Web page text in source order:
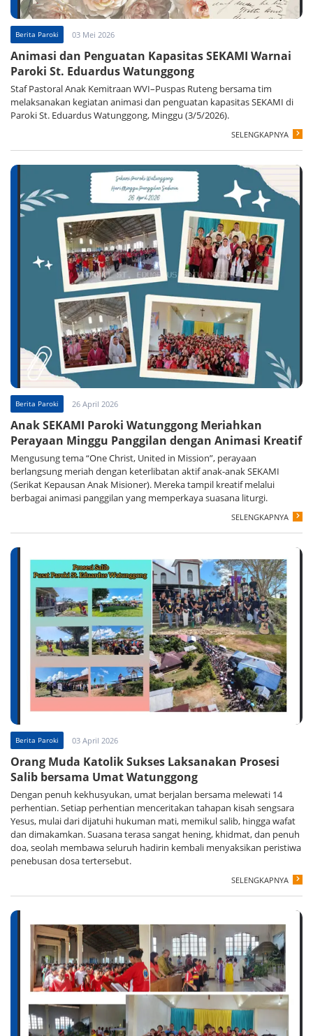
Berita Paroki 03 Mei 2026
Animasi dan Penguatan Kapasitas SEKAMI Warnai
Paroki St. Eduardus Watunggong
Staf Pastoral Anak Kemitraan WVI–Puspas Ruteng bersama tim
melaksanakan kegiatan animasi dan penguatan kapasitas SEKAMI di
Paroki St. Eduardus Watunggong, Minggu (3/5/2026).
SELENGKAPNYA
Berita Paroki 26 April 2026
Anak SEKAMI Paroki Watunggong Meriahkan
Perayaan Minggu Panggilan dengan Animasi Kreatif
Mengusung tema “One Christ, United in Mission”, perayaan
berlangsung meriah dengan keterlibatan aktif anak-anak SEKAMI
(Serikat Kepausan Anak Misioner). Mereka tampil kreatif melalui
berbagai animasi panggilan yang memperkaya suasana liturgi.
SELENGKAPNYA
Berita Paroki 03 April 2026
Orang Muda Katolik Sukses Laksanakan Prosesi
Salib bersama Umat Watunggong
Dengan penuh kekhusyukan, umat berjalan bersama melewati 14
perhentian. Setiap perhentian menceritakan tahapan kisah sengsara
Yesus, mulai dari dijatuhi hukuman mati, memikul salib, hingga wafat
dan dimakamkan. Suasana terasa sangat hening, khidmat, dan penuh
doa, seolah membawa seluruh hadirin kembali menyaksikan peristiwa
penebusan dosa tertersebut.
SELENGKAPNYA